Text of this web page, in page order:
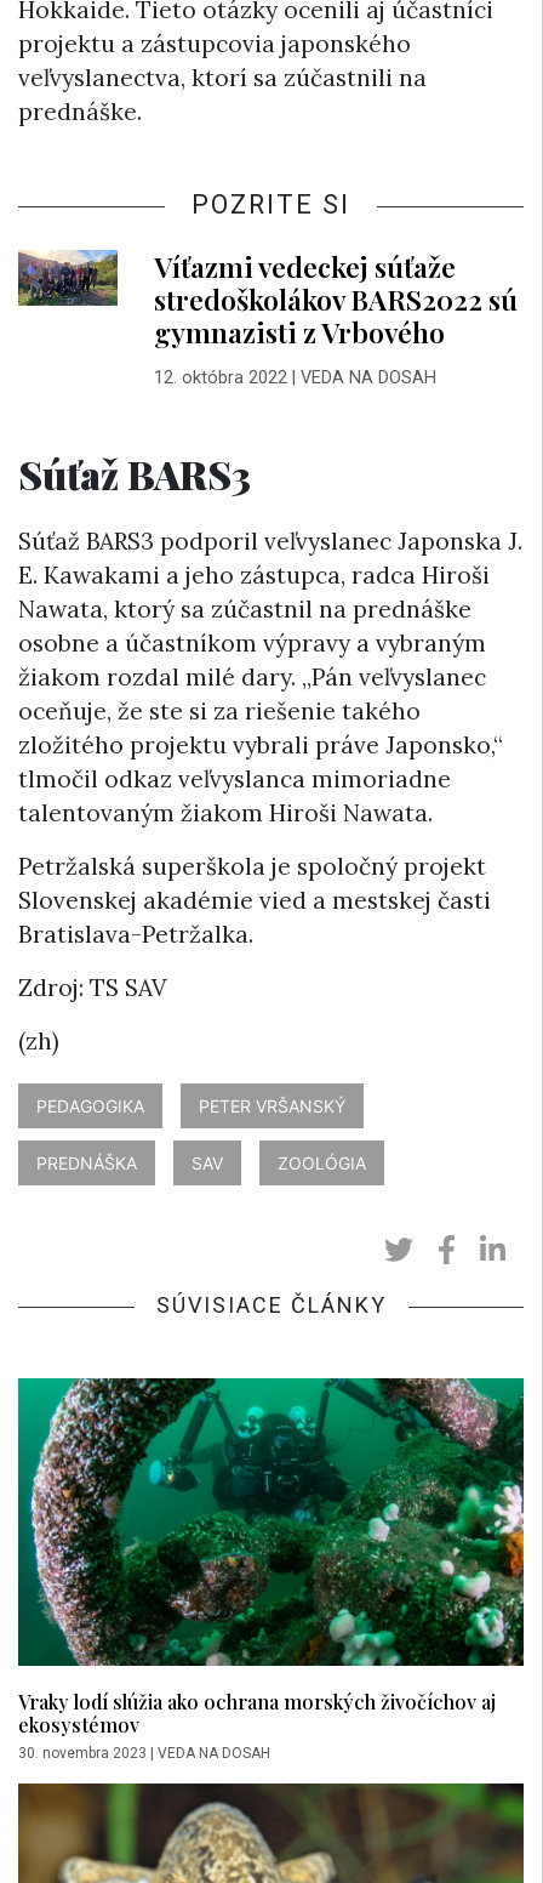
Hokkaide. Tieto otázky ocenili aj účastníci
projektu a zástupcovia japonského
veľvyslanectva, ktorí sa zúčastnili na
prednáške.
POZRITE SI
Víťazmi vedeckej súťaže
stredoškolákov BARS2022 sú
gymnazisti z Vrbového
12. októbra 2022| VEDA NA DOSAH
Súťaž BARS3
Súťaž BARS3 podporil veľvyslanec Japonska J.
E. Kawakami a jeho zástupca, radca Hiroši
Nawata, ktorý sa zúčastnil na prednáške
osobne a účastníkom výpravy a vybraným
žiakom rozdal milé dary. „Pán veľvyslanec
oceňuje, že ste si za riešenie takého
zložitého projektu vybrali práve Japonsko,“
tlmočil odkaz veľvyslanca mimoriadne
talentovaným žiakom Hiroši Nawata.
Petržalská superškola je spoločný projekt
Slovenskej akadémie vied a mestskej časti
Bratislava-Petržalka.
Zdroj: TS SAV
(zh)
PEDAGOGIKA PETER VRŠANSKÝ
PREDNÁŠKA SAV ZOOLÓGIA
SÚVISIACE ČLÁNKY
Vraky lodí slúžia ako ochrana morských živočíchov aj
ekosystémov
30. novembra 2023 | VEDA NA DOSAH